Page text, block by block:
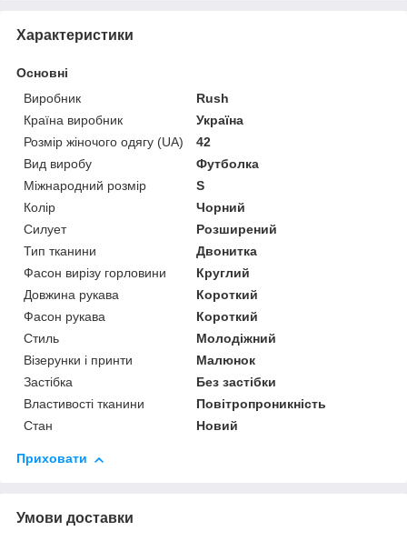
Характеристики
Основні
Виробник
Rush
Країна виробник
Україна
Розмір жіночого одягу (UA)
42
Вид виробу
Футболка
Міжнародний розмір
S
Колір
Чорний
Силует
Розширений
Тип тканини
Двонитка
Фасон вирізу горловини
Круглий
Довжина рукава
Короткий
Фасон рукава
Короткий
Стиль
Молодіжний
Візерунки і принти
Малюнок
Застібка
Без застібки
Властивості тканини
Повітропроникність
Стан
Новий
Приховати
Умови доставки